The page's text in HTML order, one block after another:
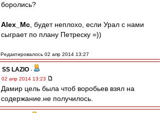
боролись?
Alex_Mc , будет неплохо, если Урал с нами
сыграет по плану Петреску =))
Редактировалось 02 апр 2014 13:27
SS LAZIO -
02 апр 2014 13:23
Дамир цель была чтоб воробьев взял на
содержание.не получилось.